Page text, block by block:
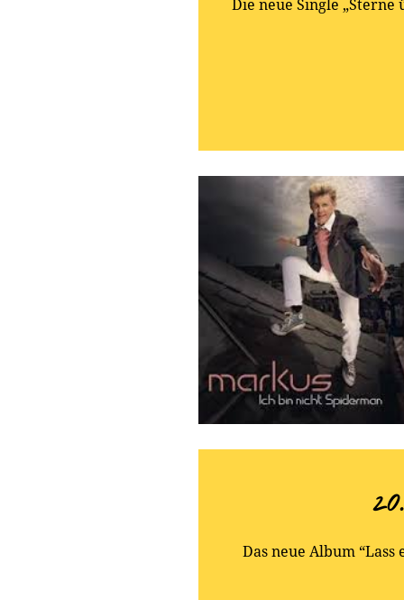
Die neue Single
Das neue Album